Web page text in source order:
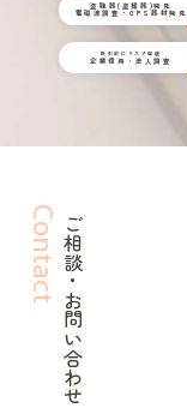
盗聴器(盗撮器)発見
電磁波調査・GPS器材発見
取引前にリスク回避
企業信用・法人調査
ご相談・お問い合わせ
Contact